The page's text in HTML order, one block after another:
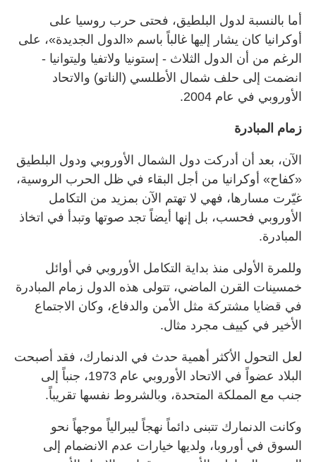
أما بالنسبة لدول البلطيق، فحتى حرب روسيا على
أوكرانيا كان يشار إليها غالباً باسم «الدول الجديدة»، على
الرغم من أن الدول الثلاث - إستونيا ولاتفيا وليتوانيا -
انضمت إلى حلف شمال الأطلسي (الناتو) والاتحاد
الأوروبي في عام 2004.
زمام المبادرة
الآن، بعد أن أدركت دول الشمال الأوروبي ودول البلطيق
«كفاح» أوكرانيا من أجل البقاء في ظل الحرب الروسية،
غيّرت مسارها، فهي لا تهتم الآن بمزيد من التكامل
الأوروبي فحسب، بل إنها أيضاً تجد صوتها وتبدأ في اتخاذ
المبادرة.
وللمرة الأولى منذ بداية التكامل الأوروبي في أوائل
خمسينات القرن الماضي، تتولى هذه الدول زمام المبادرة
في قضايا مشتركة مثل الأمن والدفاع، وكان الاجتماع
الأخير في كييف مجرد مثال.
لعل التحول الأكثر أهمية حدث في الدنمارك، فقد أصبحت
البلاد عضواً في الاتحاد الأوروبي عام 1973، جنباً إلى
جنب مع المملكة المتحدة، وبالشروط نفسها تقريباً.
وكانت الدنمارك تتبنى دائماً نهجاً ليبرالياً موجهاً نحو
السوق في أوروبا، ولديها خيارات عدم الانضمام إلى